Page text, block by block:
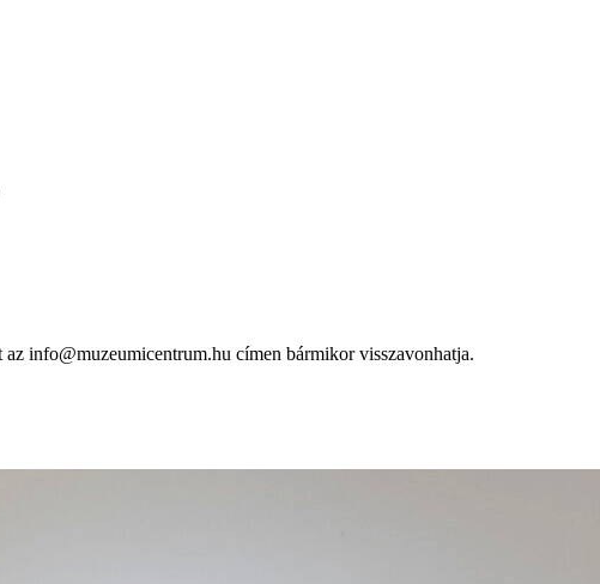
info@muzeumicentrum.hu címen bármikor visszavonhatja.